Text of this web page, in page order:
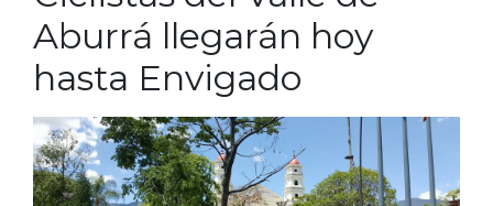
Aburrá llegarán hoy
hasta Envigado